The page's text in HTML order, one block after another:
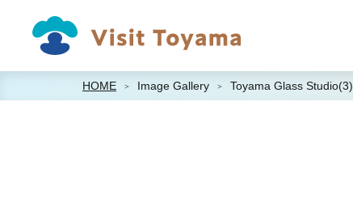
HOME Image Gallery Toyama Glass Studio(3)